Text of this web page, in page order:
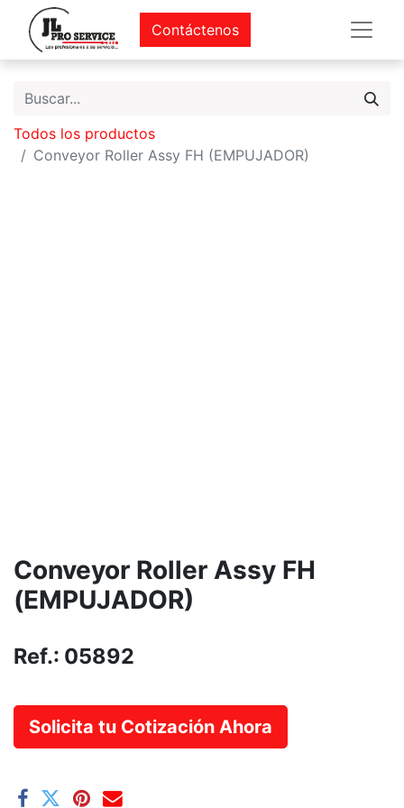
Contáctenos
Todos los productos
Conveyor Roller Assy FH (EMPUJADOR)
Conveyor Roller Assy FH
(EMPUJADOR)
Ref.: 05892
Solicita tu Cotización Ahora